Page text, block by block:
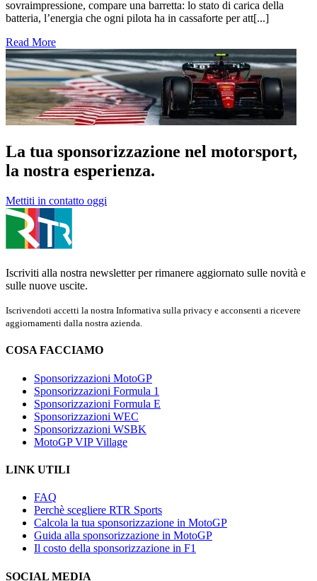
sovraimpressione, compare una barretta: lo stato di carica della
batteria, l’energia che ogni pilota ha in cassaforte per att[...]
Read More
La tua sponsorizzazione nel motorsport,
la nostra esperienza.
Mettiti in contatto oggi
Iscriviti alla nostra newsletter per rimanere aggiornato sulle novità e
sulle nuove uscite.
Iscrivendoti accetti la nostra Informativa sulla privacy e acconsenti a ricevere
aggiornamenti dalla nostra azienda.
COSA FACCIAMO
Sponsorizzazioni MotoGP
Sponsorizzazioni Formula 1
Sponsorizzazioni Formula E
Sponsorizzazioni WEC
Sponsorizzazioni WSBK
MotoGP VIP Village
LINK UTILI
FAQ
Perchè scegliere RTR Sports
Calcola la tua sponsorizzazione in MotoGP
Guida alla sponsorizzazione in MotoGP
Il costo della sponsorizzazione in F1
SOCIAL MEDIA